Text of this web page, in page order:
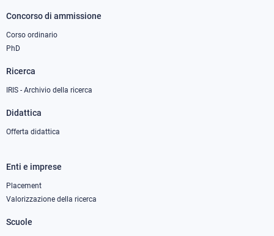
Concorso di ammissione
Corso ordinario
PhD
Ricerca
IRIS - Archivio della ricerca
Didattica
Offerta didattica
Footer
column
Enti e imprese
Placement
Valorizzazione della ricerca
Scuole